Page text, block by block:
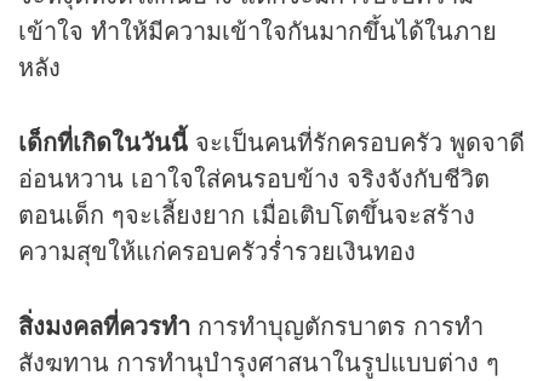
เข้าใจ ทำให้มีความเข้าใจกันมากขึ้นได้ในภาย
หลัง
เด็กที่เกิดในวันนี้ จะเป็นคนที่รักครอบครัว พูดจาดี
อ่อนหวาน เอาใจใส่คนรอบข้าง จริงจังกับชีวิต
ตอนเด็ก ๆจะเลี้ยงยาก เมื่อเติบโตขึ้นจะสร้าง
ความสุขให้แก่ครอบครัวร่ำรวยเงินทอง
สิ่งมงคลที่ควรทำ การทำบุญตักรบาตร การทำ
สังฆทาน การทำนุบำรุงศาสนาในรูปแบบต่าง ๆ